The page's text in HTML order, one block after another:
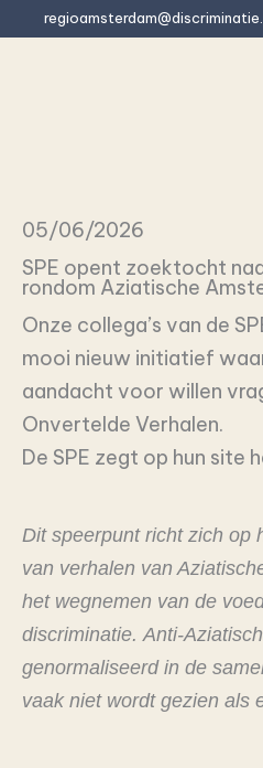
05/06/2026
SPE opent zoektocht
rondom Aziatische
Onze collega’s van de
mooi nieuw initiatief
aandacht voor willen
Onvertelde Verhalen.
De SPE zegt op hun site
Dit speerpunt richt zich op
van verhalen van
het wegnemen van de
discriminatie. Anti-
genormaliseerd in de
vaak niet wordt gezien als